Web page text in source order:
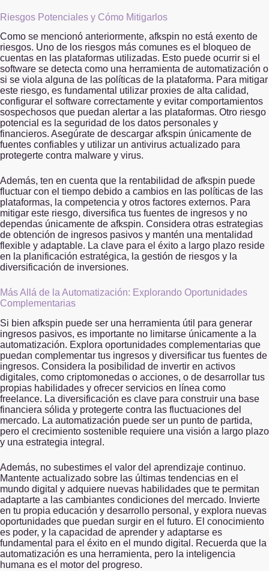
Riesgos Potenciales y Cómo Mitigarlos
Como se mencionó anteriormente, afkspin no está exento de
riesgos. Uno de los riesgos más comunes es el bloqueo de
cuentas en las plataformas utilizadas. Esto puede ocurrir si el
software se detecta como una herramienta de automatización o
si se viola alguna de las políticas de la plataforma. Para mitigar
este riesgo, es fundamental utilizar proxies de alta calidad,
configurar el software correctamente y evitar comportamientos
sospechosos que puedan alertar a las plataformas. Otro riesgo
potencial es la seguridad de los datos personales y
financieros. Asegúrate de descargar afkspin únicamente de
fuentes confiables y utilizar un antivirus actualizado para
protegerte contra malware y virus.
Además, ten en cuenta que la rentabilidad de afkspin puede
fluctuar con el tiempo debido a cambios en las políticas de las
plataformas, la competencia y otros factores externos. Para
mitigar este riesgo, diversifica tus fuentes de ingresos y no
dependas únicamente de afkspin. Considera otras estrategias
de obtención de ingresos pasivos y mantén una mentalidad
flexible y adaptable. La clave para el éxito a largo plazo reside
en la planificación estratégica, la gestión de riesgos y la
diversificación de inversiones.
Más Allá de la Automatización: Explorando Oportunidades
Complementarias
Si bien afkspin puede ser una herramienta útil para generar
ingresos pasivos, es importante no limitarse únicamente a la
automatización. Explora oportunidades complementarias que
puedan complementar tus ingresos y diversificar tus fuentes de
ingresos. Considera la posibilidad de invertir en activos
digitales, como criptomonedas o acciones, o de desarrollar tus
propias habilidades y ofrecer servicios en línea como
freelance. La diversificación es clave para construir una base
financiera sólida y protegerte contra las fluctuaciones del
mercado. La automatización puede ser un punto de partida,
pero el crecimiento sostenible requiere una visión a largo plazo
y una estrategia integral.
Además, no subestimes el valor del aprendizaje continuo.
Mantente actualizado sobre las últimas tendencias en el
mundo digital y adquiere nuevas habilidades que te permitan
adaptarte a las cambiantes condiciones del mercado. Invierte
en tu propia educación y desarrollo personal, y explora nuevas
oportunidades que puedan surgir en el futuro. El conocimiento
es poder, y la capacidad de aprender y adaptarse es
fundamental para el éxito en el mundo digital. Recuerda que la
automatización es una herramienta, pero la inteligencia
humana es el motor del progreso.